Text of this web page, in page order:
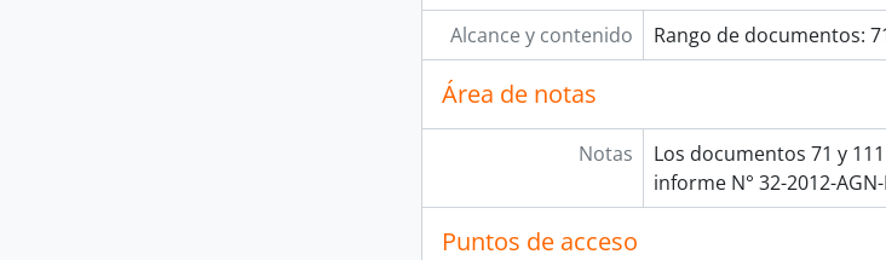
[Unidad documental simple]
[Unidad documental simple]
[Unidad documental simple]
[Unidad documental simple]
[Unidad documental simple]
[Unidad documental simple]
Alcance y contenido Rango de documentos:
Área de notas
Notas
Los documentos 71 y
informe N° 32-2012-
Puntos de acceso